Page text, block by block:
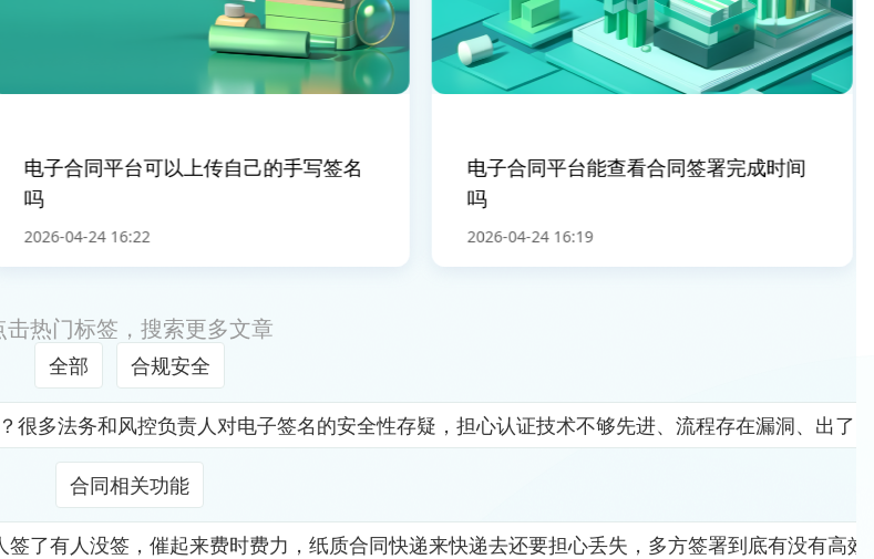
电子合同平台可以上传自己的手写签名
2026-04-24 16:22
电子合同平台能查看合同签署完成时间
2026-04-24 16:19
击热门标签，搜索更多文章
全部 合规安全
多法务和风控负责人对电子签名的安全性存疑，担心认证技术不够先进、流程存在漏洞、出了
合同相关功能
了有人没签，催起来费时费力，纸质合同快递来快递去还要担心丢失，多方签署到底有没有高